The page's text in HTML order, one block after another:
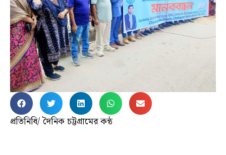
প্রতিনিধি/ দৈনিক চট্টগ্রামের কন্ঠ